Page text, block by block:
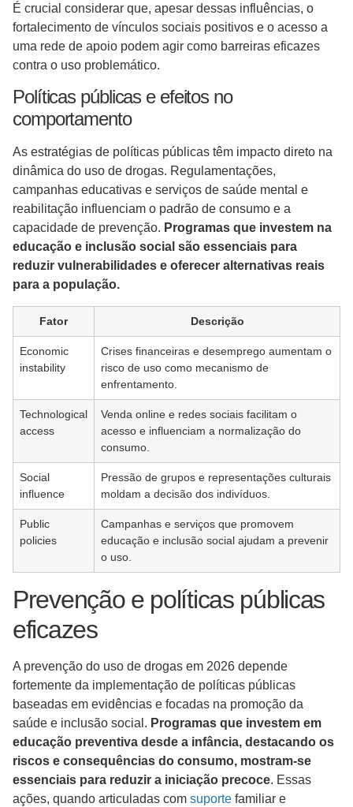
É crucial considerar que, apesar dessas influências, o
fortalecimento de vínculos sociais positivos e o acesso a
uma rede de apoio podem agir como barreiras eficazes
contra o uso problemático.
Políticas públicas e efeitos no
comportamento
As estratégias de políticas públicas têm impacto direto na
dinâmica do uso de drogas. Regulamentações,
campanhas educativas e serviços de saúde mental e
reabilitação influenciam o padrão de consumo e a
capacidade de prevenção. Programas que investem na
educação e inclusão social são essenciais para
reduzir vulnerabilidades e oferecer alternativas reais
para a população.
Fator Descrição
Economic
instability
Crises financeiras e desemprego aumentam o
risco de uso como mecanismo de
enfrentamento.
Technological
access
Venda online e redes sociais facilitam o
acesso e influenciam a normalização do
consumo.
Social
influence
Pressão de grupos e representações culturais
moldam a decisão dos indivíduos.
Public
policies
Campanhas e serviços que promovem
educação e inclusão social ajudam a prevenir
o uso.
Prevenção e políticas públicas
eficazes
A prevenção do uso de drogas em 2026 depende
fortemente da implementação de políticas públicas
baseadas em evidências e focadas na promoção da
saúde e inclusão social. Programas que investem em
educação preventiva desde a infância, destacando os
riscos e consequências do consumo, mostram-se
essenciais para reduzir a iniciação precoce. Essas
ações, quando articuladas com suporte familiar e